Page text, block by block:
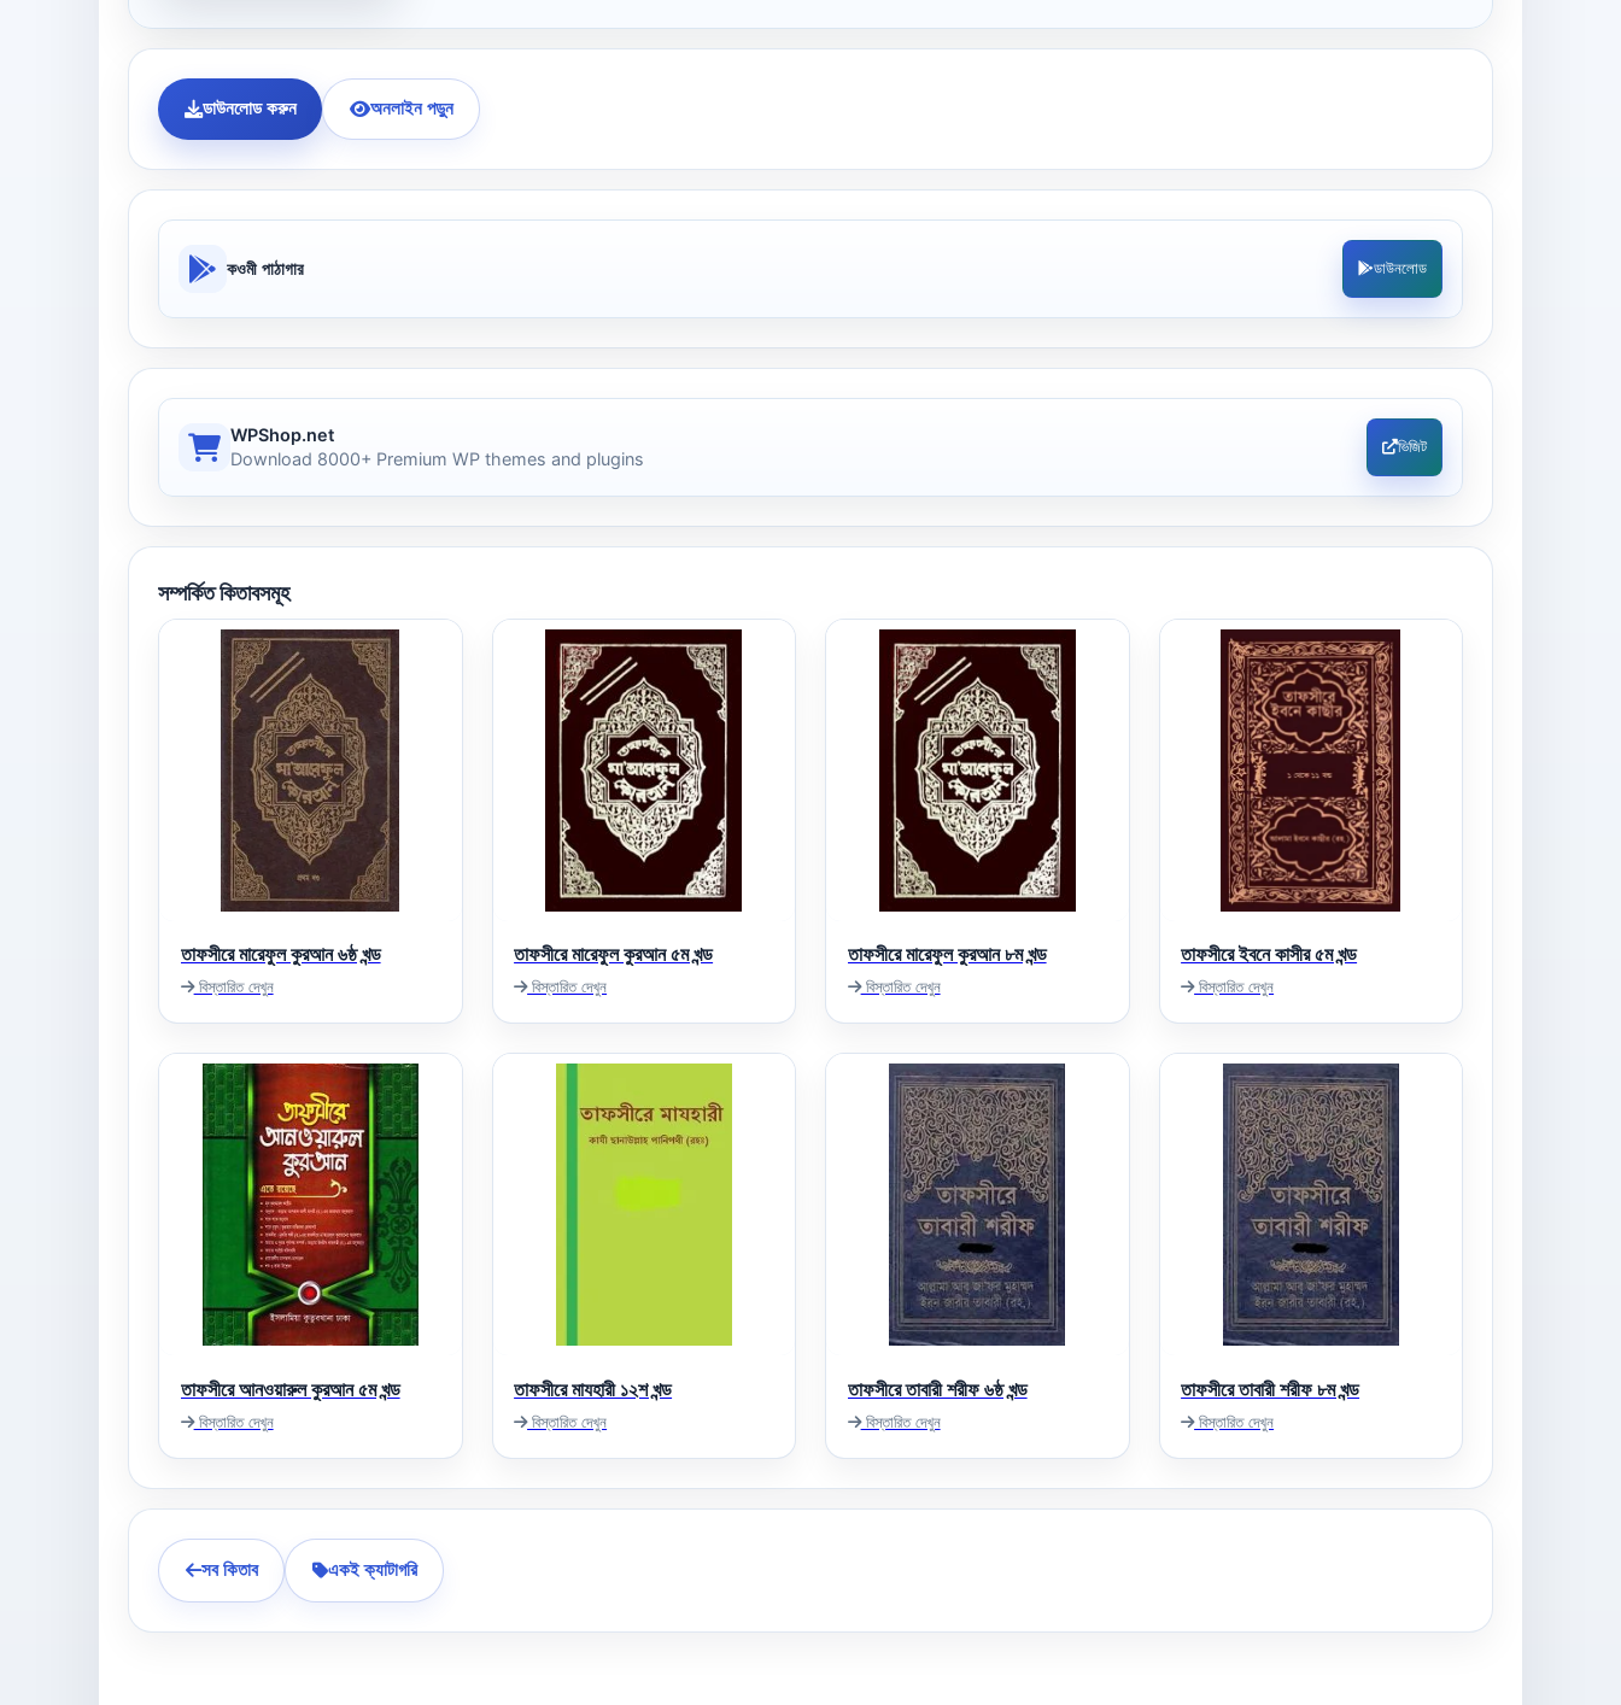
ডাউনলোড করুন অনলাইন পড়ুন
কওমী পাঠাগার ডাউনলোড
WPShop.net
Download 8000+ Premium WP themes and plugins
ভিজিট
সম্পর্কিত কিতাবসমূহ
তাফসীরে মারেফুল কুরআন ৬ষ্ঠ খন্ড
বিস্তারিত দেখুন
তাফসীরে মারেফুল কুরআন ৫ম খন্ড
বিস্তারিত দেখুন
তাফসীরে মারেফুল কুরআন ৮ম খন্ড
বিস্তারিত দেখুন
তাফসীরে ইবনে কাসীর ৫ম খন্ড
বিস্তারিত দেখুন
তাফসীরে আনওয়ারুল কুরআন ৫ম খন্ড
বিস্তারিত দেখুন
তাফসীরে মাযহারী ১২শ খন্ড
বিস্তারিত দেখুন
তাফসীরে তাবারী শরীফ ৬ষ্ঠ খন্ড
বিস্তারিত দেখুন
তাফসীরে তাবারী শরীফ ৮ম খন্ড
বিস্তারিত দেখুন
সব কিতাব একই ক্যাটাগরি